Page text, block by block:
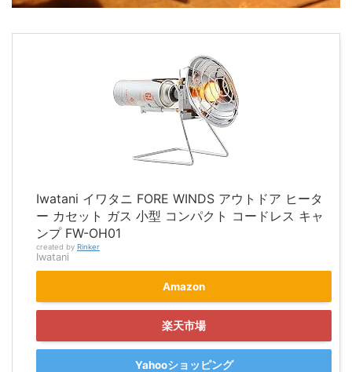
Iwatani イワタニ FORE WINDS アウトドア ヒータ
ー カセット ガス 小型 コンパクト コードレス キャ
ンプ FW-OH01
created by Rinker
Iwatani
Amazon
楽天市場
Yahooショッピング